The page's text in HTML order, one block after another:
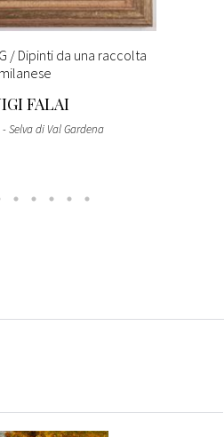
/ Dipinti da una raccolta
milanese
FALAI
Selva di Val Gardena